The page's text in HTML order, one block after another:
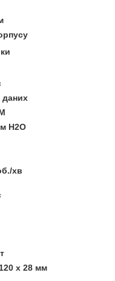
даних
H2O
хв
х 28 мм